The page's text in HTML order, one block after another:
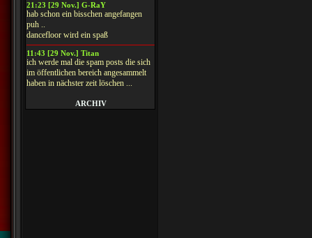
21:23 [29 Nov.] G-RaY
hab schon ein bisschen angefangen
puh ..
dancefloor wird ein spaß
11:43 [29 Nov.] Titan
ich werde mal die spam posts die sich
im öffentlichen bereich angesammelt
haben in nächster zeit löschen ...
ARCHIV